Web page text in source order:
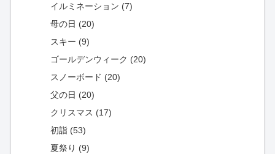
イルミネーション (7)
母の日 (20)
スキー (9)
ゴールデンウィーク (20)
スノーボード (20)
父の日 (20)
クリスマス (17)
初詣 (53)
夏祭り (9)